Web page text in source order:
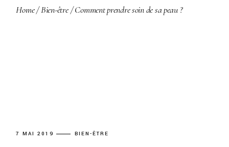
Home Bien-être Comment prendre soin de sa peau ?
7 MAI 2019 BIEN-ÊTRE